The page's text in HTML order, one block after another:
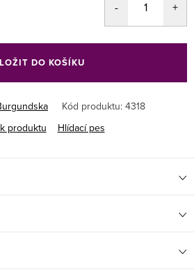
DO KOŠÍKU
Kód produktu: 4318
produktu
Hlídací pes